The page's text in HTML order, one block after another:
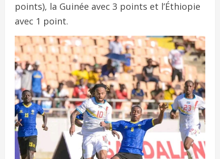
points), la Guinée avec 3 points et l’Éthiopie
avec 1 point.